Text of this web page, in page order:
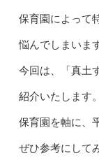
保育園によって
悩んでしまいま
今回は、「真土
紹介いたします。
保育園を軸に、
ぜひ参考にして